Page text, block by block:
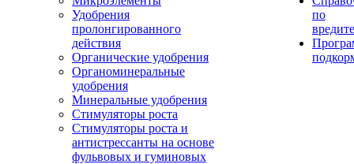
Удобрения
пролонгированного
действия
Органические удобрения
Органоминеральные
удобрения
Минеральные удобрения
Стимуляторы роста
Стимуляторы роста и
антистрессанты на основе
фульвовых и гуминовых
по